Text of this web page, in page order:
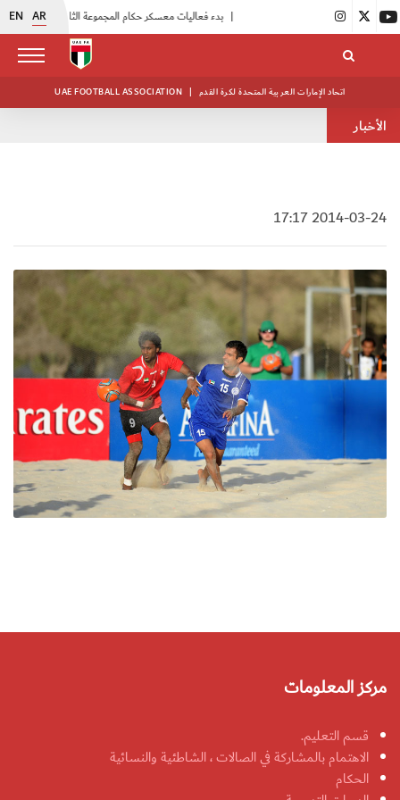
EN AR
UAE FOOTBALL ASSOCIATION | اتحاد الإمارات العربية المتحدة لكرة القدم
الأخبار
2014-03-24 17:17
مركز المعلومات
قسم التعليم.
الاهتمام بالمشاركة في الصالات ، الشاطئية والنسائية
الحكام